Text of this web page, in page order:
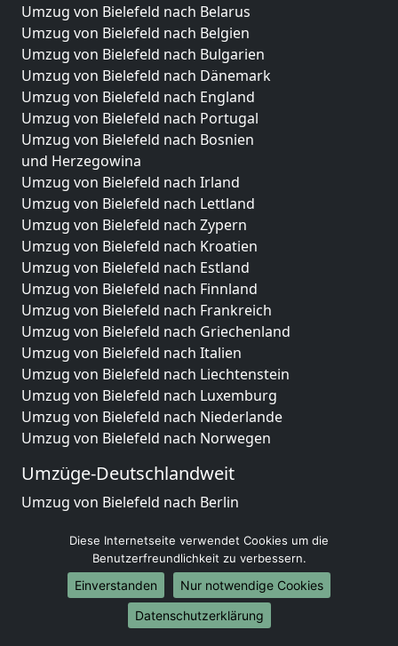
Umzug von Bielefeld nach Belarus
Umzug von Bielefeld nach Belgien
Umzug von Bielefeld nach Bulgarien
Umzug von Bielefeld nach Dänemark
Umzug von Bielefeld nach England
Umzug von Bielefeld nach Portugal
Umzug von Bielefeld nach Bosnien
und Herzegowina
Umzug von Bielefeld nach Irland
Umzug von Bielefeld nach Lettland
Umzug von Bielefeld nach Zypern
Umzug von Bielefeld nach Kroatien
Umzug von Bielefeld nach Estland
Umzug von Bielefeld nach Finnland
Umzug von Bielefeld nach Frankreich
Umzug von Bielefeld nach Griechenland
Umzug von Bielefeld nach Italien
Umzug von Bielefeld nach Liechtenstein
Umzug von Bielefeld nach Luxemburg
Umzug von Bielefeld nach Niederlande
Umzug von Bielefeld nach Norwegen
Umzüge-Deutschlandweit
Umzug von Bielefeld nach Berlin
Umzug von Bielefeld nach München
Umzug von Bielefeld nach Köln
Umzug von Bielefeld nach Frankfurt am Main
Umzug von Bielefeld nach Stuttgart
Umzug von Bielefeld nach Düsseldorf
Diese Internetseite verwendet Cookies um die
Benutzerfreundlichkeit zu verbessern.
Einverstanden
Nur notwendige Cookies
Datenschutzerklärung